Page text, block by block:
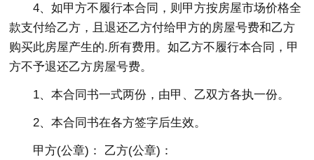
4、如甲方不履行本合同，则甲方按房屋市场价格全
款支付给乙方，且退还乙方付给甲方的房屋号费和乙方
购买此房屋产生的.所有费用。如乙方不履行本合同，甲
方不予退还乙方房屋号费。
1、本合同书一式两份，由甲、乙双方各执一份。
2、本合同书在各方签字后生效。
甲方(公章)： 乙方(公章)：